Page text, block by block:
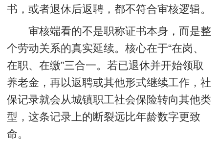
书，或者退休后返聘，都不符合审核逻辑。
审核端看的不是职称证书本身，而是整
个劳动关系的真实延续。 核心在于“在岗、
在职、在缴”三合一。若已退休并开始领取
养老金，再以返聘或其他形式继续工作，社
保记录就会从城镇职工社会保险转向其他类
型，这条记录上的断裂远比年龄数字更致
命。